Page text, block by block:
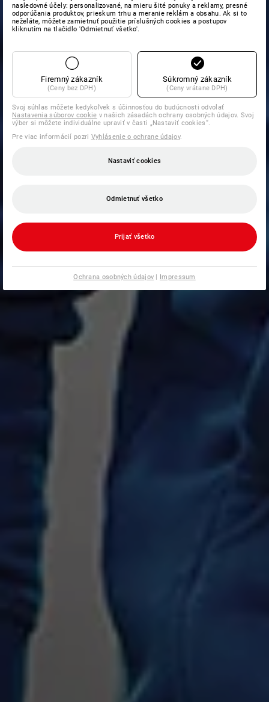
nasledovné účely: personalizované, na mieru šité ponuky a reklamy, presné
odporúčania produktov, prieskum trhu a meranie reklám a obsahu. Ak si to
neželáte, môžete zamietnuť použitie príslušných cookies a postupov
kliknutím na tlačidlo 'Odmietnuť všetko'.
Firemný zákazník
(Ceny bez DPH)
Súkromný zákazník
(Ceny vrátane DPH)
Svoj súhlas môžete kedykoľvek s účinnosťou do budúcnosti odvolať
Nastavenia súborov cookie v našich zásadách ochrany osobných údajov. Svoj
výber si môžete individuálne upraviť v časti „Nastaviť cookies“.
Pre viac informácií pozri Vyhlásenie o ochrane údajov.
Nastaviť cookies
Odmietnuť všetko
Prijať všetko
Ochrana osobných údajov | Impressum